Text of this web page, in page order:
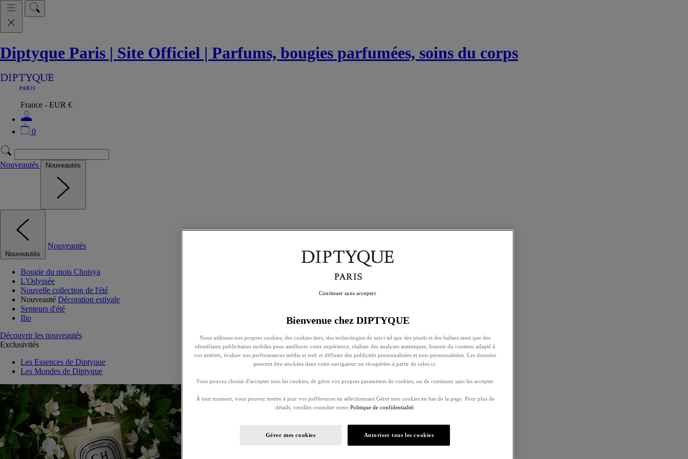
Diptyque Paris | Site Officiel | Parfums, bougies parfumées, soins du corps
France - EUR €
0
Nouveautés Nouveautés
Nouveautés
Nouveautés
Bougie du mois Choisya
L'Odyssée
Nouvelle collection de l'été
Nouveauté Décoration estivale
Senteurs d'été
Ilio
Découvrir les nouveautés
Exclusivités
Les Essences de Diptyque
Les Mondes de Diptyque
Bienvenue chez DIPTYQUE
Nous utilisons nos propres cookies, des cookies tiers, des technologies de suivi tel que des pixels et des balises ainsi que des
identifiants publicitaires mobiles pour améliorer votre expérience, réaliser des analyses statistiques, fournir du contenu adapté à
vos intérets, évaluer nos performances média et web et diffuser des publicités personnalisées et non-personnalisées. Les données
peuvent être stockées dans votre navigateur ou récupérées à partir de celui-ci.
Vous pouvez choisir d'accepter tous les cookies, de gérer vos propres paramètres de cookies, ou de continuer sans les accepter.
À tout moment, vous pouvez mettre à jour vos préférences en sélectionnant Gérer mes cookies en bas de la page. Pour plus de
détails, veuillez consulter notre Politique de confidentialité.
Gérer mes cookies Autoriser tous les cookies
Continuer sans accepter